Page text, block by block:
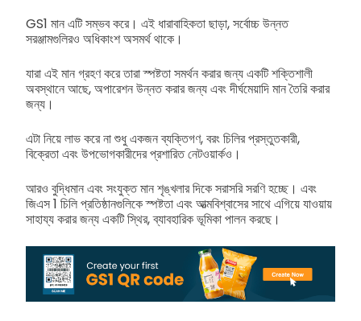
GS1 মান এটি সম্ভব করে। এই ধারাবাহিকতা ছাড়া, সর্বোচ্চ উন্নত
সরঞ্জামগুলিরও অধিকাংশ অসমর্থ থাকে।
যারা এই মান গ্রহণ করে তারা স্পষ্টতা সমর্থন করার জন্য একটি শক্তিশালী
অবস্থানে আছে, অপারেশন উন্নত করার জন্য এবং দীর্ঘমেয়াদি মান তৈরি করার
জন্য।
এটা নিয়ে লাভ করে না শুধু একজন ব্যক্তিগণ, বরং চিলির প্রস্তুতকারী,
বিক্রেতা এবং উপভোগকারীদের প্রশারিত নেটওয়ার্কও।
আরও বুদ্ধিমান এবং সংযুক্ত মান শৃঙ্খলার দিকে সরাসরি সরণি হচ্ছে। এবং
জিএস 1 চিলি প্রতিষ্ঠানগুলিকে স্পষ্টতা এবং আত্মবিশ্বাসের সাথে এগিয়ে যাওয়ায়
সাহায্য করার জন্য একটি স্থির, ব্যাবহারিক ভূমিকা পালন করছে।